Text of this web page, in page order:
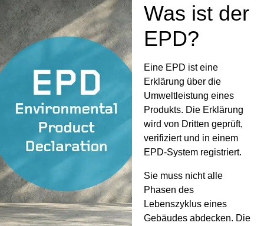
Was ist der
EPD?
Eine EPD ist eine
Erklärung über die
Umweltleistung eines
Produkts. Die Erklärung
wird von Dritten geprüft,
verifiziert und in einem
EPD-System registriert.
Sie muss nicht alle
Phasen des
Lebenszyklus eines
Gebäudes abdecken. Die